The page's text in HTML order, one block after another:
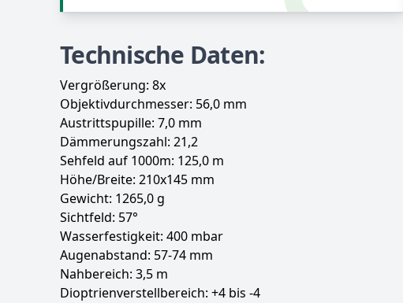
Technische Daten:
Vergrößerung: 8x
Objektivdurchmesser: 56,0 mm
Austrittspupille: 7,0 mm
Dämmerungszahl: 21,2
Sehfeld auf 1000m: 125,0 m
Höhe/Breite: 210x145 mm
Gewicht: 1265,0 g
Sichtfeld: 57°
Wasserfestigkeit: 400 mbar
Augenabstand: 57-74 mm
Nahbereich: 3,5 m
Dioptrienverstellbereich: +4 bis -4